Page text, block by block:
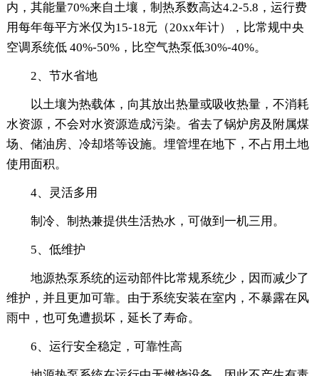
内，其能量70%来自土壤，制热系数高达4.2-5.8，运行费
用每年每平方米仅为15-18元（20xx年计），比常规中央
空调系统低 40%-50%，比空气热泵低30%-40%。
2、节水省地
以土壤为热载体，向其放出热量或吸收热量，不消耗
水资源，不会对水资源造成污染。省去了锅炉房及附属煤
场、储油房、冷却塔等设施。埋管埋在地下，不占用土地
使用面积。
4、灵活多用
制冷、制热兼提供生活热水，可做到一机三用。
5、低维护
地源热泵系统的运动部件比常规系统少，因而减少了
维护，并且更加可靠。由于系统安装在室内，不暴露在风
雨中，也可免遭损坏，延长了寿命。
6、运行安全稳定，可靠性高